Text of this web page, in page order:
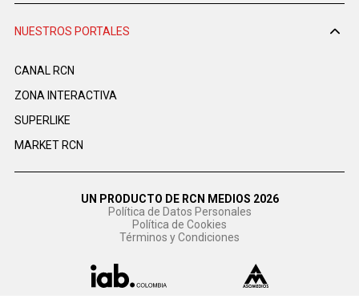
NUESTROS PORTALES
CANAL RCN
ZONA INTERACTIVA
SUPERLIKE
MARKET RCN
UN PRODUCTO DE RCN MEDIOS 2026
Política de Datos Personales
Política de Cookies
Términos y Condiciones